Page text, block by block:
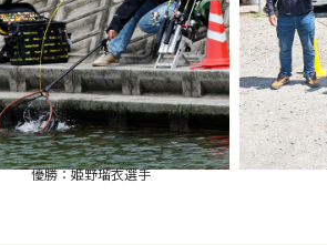
優勝：姫野瑠衣選手